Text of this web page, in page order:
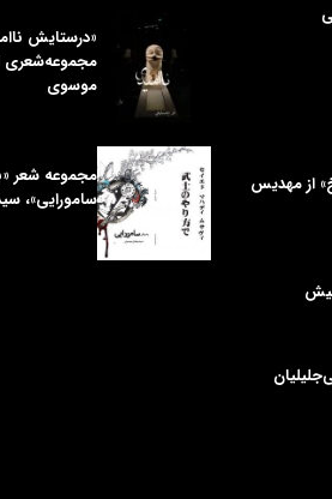
از مهدیس
«درستایش
مجموعه‌شعری
موسوی
مجموعه شعر
سامورایی»،